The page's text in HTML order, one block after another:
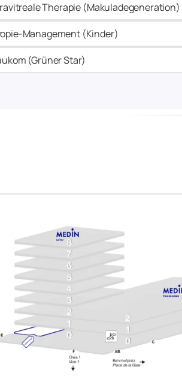
Therapie (Makuladegeneration)​
Management (Kinder)​
(Grüner Star)​